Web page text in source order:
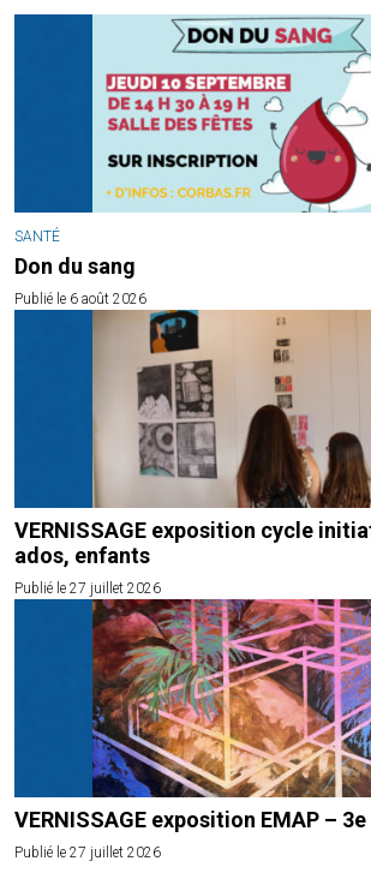
SANTÉ
Don du sang
Publié le 6 août 2026
VERNISSAGE exposition cycle
ados, enfants
Publié le 27 juillet 2026
VERNISSAGE exposition EMAP –
Publié le 27 juillet 2026